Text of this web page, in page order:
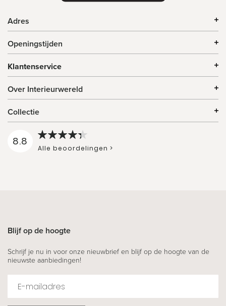
Adres
Openingstijden
Klantenservice
Over Interieurwereld
Collectie
8.8
Alle beoordelingen >
Blijf op de hoogte
Schrijf je nu in voor onze nieuwbrief en blijf op de hoogte van de
nieuwste aanbiedingen!